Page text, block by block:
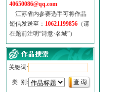
40650086@qq.com
江苏省内参赛选手可将作品
短信发送至： 10621199856 （请
在题前注明“诗意·名城”）
关键词:
类 别: